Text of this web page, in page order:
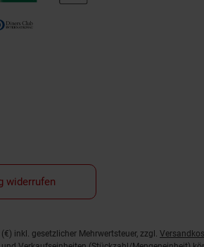
widerrufen
inkl. gesetzlicher Mehrwertsteuer, zzgl.